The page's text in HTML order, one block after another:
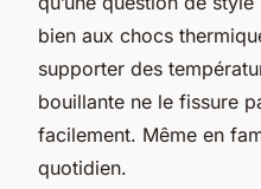
bien aux chocs
supporter des
bouillante ne le fissure
facilement. Même en
quotidien.